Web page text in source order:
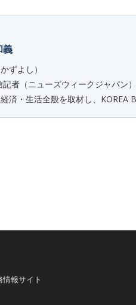
義
ずよし）
者（ニューズウィークジャパン
済・生活全般を取材し、KOREA
報サイト